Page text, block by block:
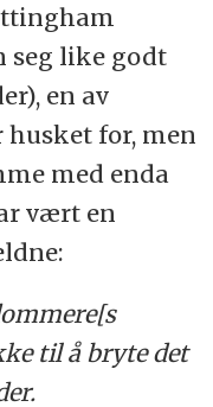
seg like godt
en av
for, men
med enda
vært en
til å bryte det